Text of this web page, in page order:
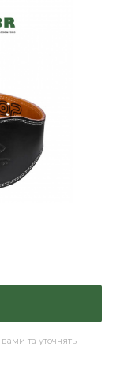
та уточнять